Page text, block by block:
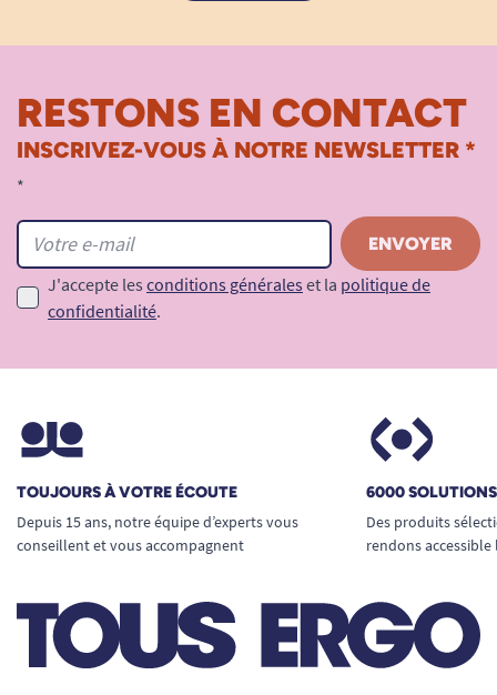
RESTONS EN CONTACT
INSCRIVEZ-VOUS À NOTRE NEWSLETTER *
*
J'accepte les conditions générales et la politique de
confidentialité.
TOUJOURS À VOTRE ÉCOUTE
Depuis 15 ans, notre équipe d’experts vous
conseillent et vous accompagnent
6000
Des produits
rendons